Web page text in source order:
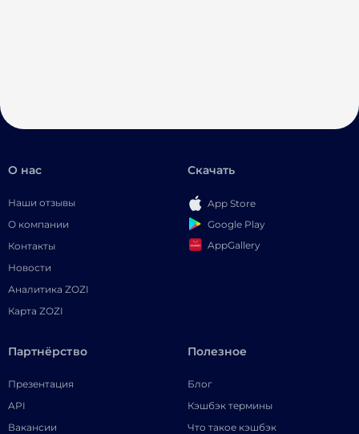
О нас
Наши отзывы
О компании
Контакты
Новости
Аналитика ZOZI
Карта ZOZI
Скачать
App Store
Google Play
AppGallery
Партнёрство
Презентация
API
Вакансии
Полезное
Блог
Кэшбэк термины
Что такое кэшбэк